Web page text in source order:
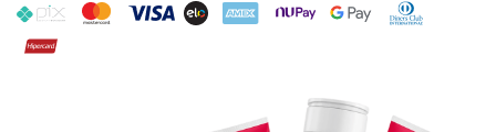
PIX MasterCard
VISA ELO AMEX NuPay Google PayDiners Club
Hipercard
Promoção em Destaque